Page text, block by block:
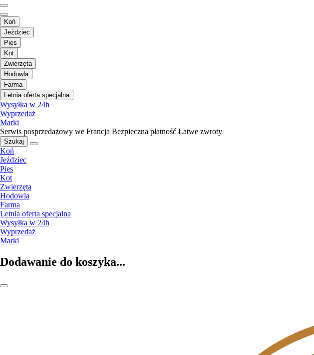
Koń
Jeździec
Pies
Kot
Zwierzęta
Hodowla
Farma
Letnia oferta specjalna
Wysyłka w 24h
Wyprzedaż
Marki
Serwis posprzedażowy we Francja Bezpieczna płatność Łatwe zwroty
Szukaj
Koń
Jeździec
Pies
Kot
Zwierzęta
Hodowla
Farma
Letnia oferta specjalna
Wysyłka w 24h
Wyprzedaż
Marki
Dodawanie do koszyka...